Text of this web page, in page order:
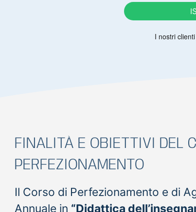
FINALITÀ E OBIETTIVI DEL
PERFEZIONAMENTO
Il Corso di Perfezionamento e di
Annuale in “Didattica